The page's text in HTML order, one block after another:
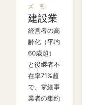
ズ 高
建設業
経営者の高
齢化（平均
60歳超）
と後継者不
在率71%超
で、零細事
業者の集約